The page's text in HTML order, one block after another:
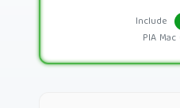
Include
PIA